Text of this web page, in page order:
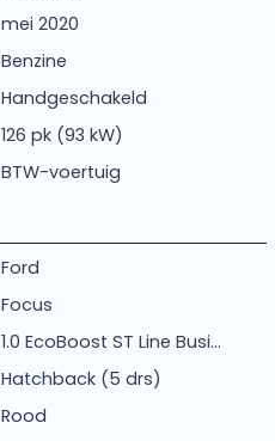
mei 2020
Benzine
Handgeschakeld
126 pk (93 kW)
BTW-voertuig
Ford
Focus
1.0 EcoBoost ST Line Busi...
Hatchback (5 drs)
Rood